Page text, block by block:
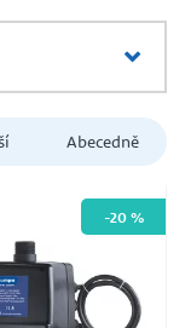
Abecedně
-20 %